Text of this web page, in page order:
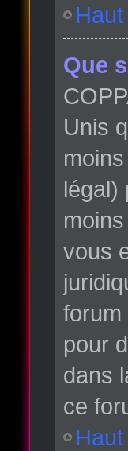
Haut
Que
Unis
légal)
vous
forum
pour
dans
ce
Haut